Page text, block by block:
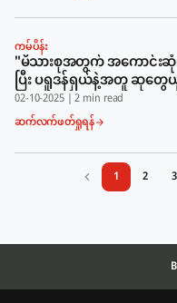
ကမ်ပိန်း
"မိသားစုအတွက် အကောင်း
ပြီး ပရူဒန်ရှယ်နဲ့အတူ ဆုတွ
02-10-2025|2 min read
ဆက်လက်ဖတ်ရှုရန်
1 2 3